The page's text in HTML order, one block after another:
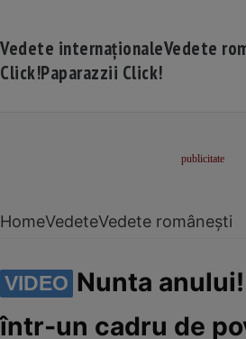
Vedete internaționaleVedete
Click!Paparazzii Click!
HomeVedeteVedete românești
VIDEO Nunta
într-un cadru de